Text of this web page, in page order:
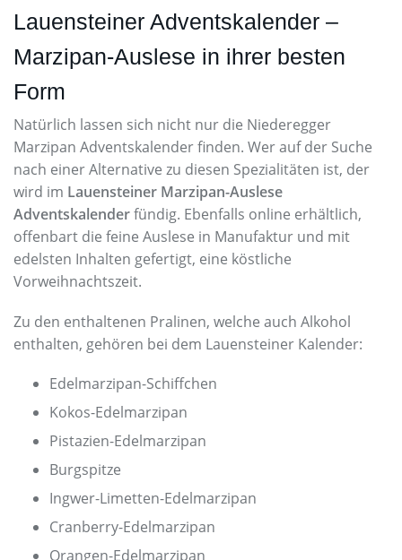
Lauensteiner Adventskalender –
Marzipan-Auslese in ihrer besten
Form
Natürlich lassen sich nicht nur die Niederegger
Marzipan Adventskalender finden. Wer auf der Suche
nach einer Alternative zu diesen Spezialitäten ist, der
wird im Lauensteiner Marzipan-Auslese
Adventskalenderfündig. Ebenfalls online erhältlich,
offenbart die feine Auslese in Manufaktur und mit
edelsten Inhalten gefertigt, eine köstliche
Vorweihnachtszeit.
Zu den enthaltenen Pralinen, welche auch Alkohol
enthalten, gehören bei dem Lauensteiner Kalender:
Edelmarzipan-Schiffchen
Kokos-Edelmarzipan
Pistazien-Edelmarzipan
Burgspitze
Ingwer-Limetten-Edelmarzipan
Cranberry-Edelmarzipan
Orangen-Edelmarzipan